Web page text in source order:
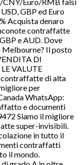
GBP ed Euro
Acquista denaro
contraffatte
e AUD. Dove
Melbourne? Il posto
DI
VALUTE
di alta
per
WhatsApp:
e documenti
Siamo il migliore
super-invisibili.
in tutto il
contraffatti
il mondo.